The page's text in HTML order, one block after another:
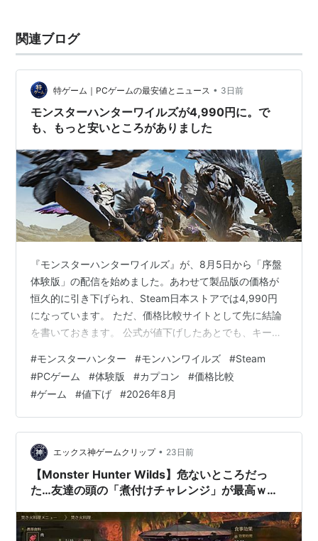
関連ブログ
特ゲーム｜PCゲームの最安値とニュース • 3日前
モンスターハンターワイルズが4,990円に。で
も、もっと安いところがありました
『モンスターハンターワイルズ』が、8月5日から「序盤
体験版」の配信を始めました。あわせて製品版の価格が
恒久的に引き下げられ、Steam日本ストアでは4,990円
になっています。 ただ、価格比較サイトとして先に結論
を書いておきます。 公式が値下げしたあとでも、キー販
はGamesplanetの4,203円。Steamの4,990円より約780
円安く買えます。 まず、体験版の中身 公式サイトによる
と「序盤体験版」で遊べるのは、キャラクター作成、物
語の幕開けとなるプロローグ、そしてChapter1-3「森
へ」まで。製品版と同じ内容です。 セーブデータを…
#モンスターハンター #モンハンワイルズ #Steam
#PCゲーム #体験版 #カプコン #価格比較
#ゲーム #値下げ #2026年8月
エックス神ゲームクリップ • 23日前
【Monster Hunter Wilds】危ないところだっ
た…友達の頭の「煮付けチャレンジ」が最高ｗｗ